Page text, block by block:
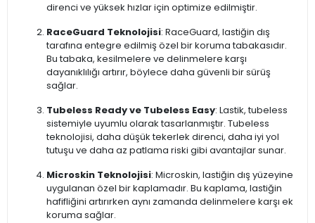
direnci ve yüksek hızlar için optimize edilmiştir.
RaceGuard Teknolojisi: RaceGuard, lastiğin dış
tarafına entegre edilmiş özel bir koruma tabakasıdır.
Bu tabaka, kesilmelere ve delinmelere karşı
dayanıklılığı artırır, böylece daha güvenli bir sürüş
sağlar.
Tubeless Ready ve Tubeless Easy: Lastik, tubeless
sistemiyle uyumlu olarak tasarlanmıştır. Tubeless
teknolojisi, daha düşük tekerlek direnci, daha iyi yol
tutuşu ve daha az patlama riski gibi avantajlar sunar.
Microskin Teknolojisi: Microskin, lastiğin dış yüzeyine
uygulanan özel bir kaplamadır. Bu kaplama, lastiğin
hafifliğini artırırken aynı zamanda delinmelere karşı ek
koruma sağlar.